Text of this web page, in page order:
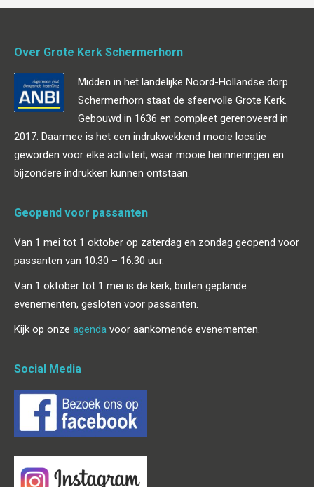
Over Grote Kerk Schermerhorn
Midden in het landelijke Noord-Hollandse dorp
Schermerhorn staat de sfeervolle Grote Kerk.
Gebouwd in 1636 en compleet gerenoveerd in
2017. Daarmee is het een indrukwekkend mooie locatie
geworden voor elke activiteit, waar mooie herinneringen en
bijzondere indrukken kunnen ontstaan.
Geopend voor passanten
Van 1 mei tot 1 oktober op zaterdag en zondag geopend voor
passanten van 10:30 – 16:30 uur.
Van 1 oktober tot 1 mei is de kerk, buiten geplande
evenementen, gesloten voor passanten.
Kijk op onze agenda voor aankomende evenementen.
Social Media